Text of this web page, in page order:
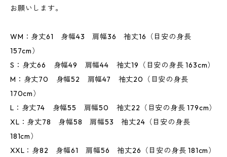
お願いします。
WM：身丈61 身幅43 肩幅36 袖丈16（目安の身長
157cm）
S：身丈66 身幅49 肩幅44 袖丈19（目安の身長 163cm）
M：身丈70 身幅52 肩幅47 袖丈20（目安の身長
170cm）
L：身丈74 身幅55 肩幅50 袖丈22（目安の身長 179cm）
XL：身丈78 身幅58 肩幅53 袖丈24（目安の身長
181cm）
XXL：身82 身幅61 肩幅56 袖丈26（目安の身長 181cm）